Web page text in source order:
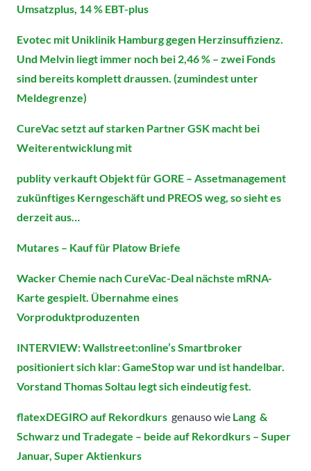
Umsatzplus, 14 % EBT-plus
Evotec mit Uniklinik Hamburg gegen Herzinsuffizienz.
Und Melvin liegt immer noch bei 2,46 % – zwei Fonds
sind bereits komplett draussen. (zumindest unter
Meldegrenze)
CureVac setzt auf starken Partner GSK macht bei
Weiterentwicklung mit
publity verkauft Objekt für GORE – Assetmanagement
zukünftiges Kerngeschäft und PREOS weg, so sieht es
derzeit aus…
Mutares – Kauf für Platow Briefe
Wacker Chemie nach CureVac-Deal nächste mRNA-
Karte gespielt. Übernahme eines
Vorproduktproduzenten
INTERVIEW: Wallstreet:online’s Smartbroker
positioniert sich klar: GameStop war und ist handelbar.
Vorstand Thomas Soltau legt sich eindeutig fest.
flatexDEGIRO auf Rekordkurs genauso wie Lang &
Schwarz und Tradegate – beide auf Rekordkurs – Super
Januar, Super Aktienkurs